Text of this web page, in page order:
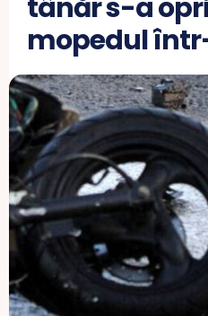
tânăr s-a
mopedul